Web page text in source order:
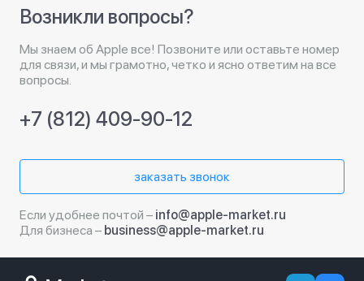
Возникли вопросы?
Мы знаем об Apple все! Позвоните или оставьте номер
для связи, и мы грамотно, четко и ясно ответим на все
вопросы.
+7 (812) 409-90-12
заказать звонок
Если удобнее почтой – info@apple-market.ru
Для бизнеса – business@apple-market.ru